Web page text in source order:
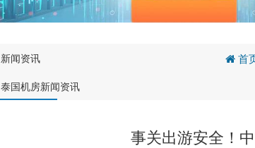
新闻资讯
泰国机房新闻资讯
首
事关出游安全！